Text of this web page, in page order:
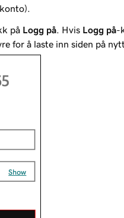
på Logg på . Hvis Logg på-
for å laste inn siden på nytt.